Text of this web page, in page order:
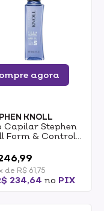
agora
KNOLL
Capilar Stephen
Form & Control
de R$ 61,75
234,64 no PIX